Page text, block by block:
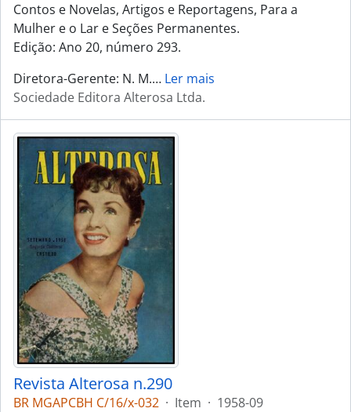
Contos e Novelas, Artigos e Reportagens, Para a
Mulher e o Lar e Seções Permanentes.
Edição: Ano 20, número 293.
Diretora-Gerente: N. M.… Ler mais
Sociedade Editora Alterosa Ltda.
Revista Alterosa n.290
BR MGAPCBH C/16/x-032 · Item · 1958-09